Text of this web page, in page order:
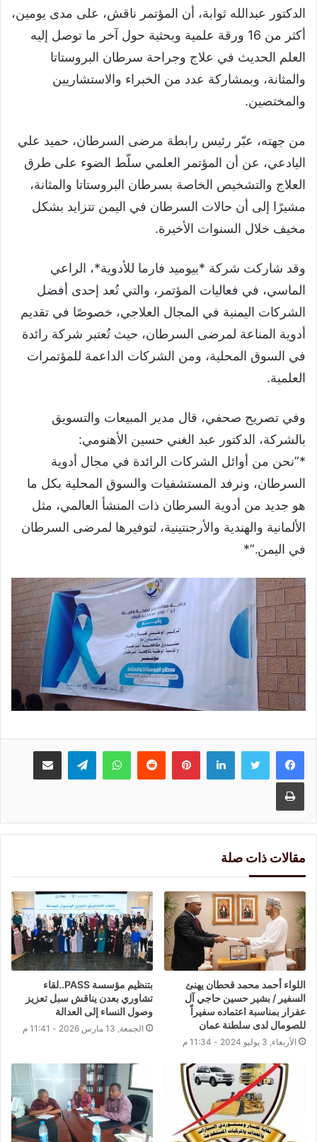
الدكتور عبدالله ثوابة، أن المؤتمر ناقش، على مدى يومين،
أكثر من 16 ورقة علمية وبحثية حول آخر ما توصل إليه
العلم الحديث في علاج وجراحة سرطان البروستاتا
والمثانة، وبمشاركة عدد من الخبراء والاستشاريين
والمختصين.
من جهته، عبّر رئيس رابطة مرضى السرطان، حميد علي
اليادعي، عن أن المؤتمر العلمي سلّط الضوء على طرق
العلاج والتشخيص الخاصة بسرطان البروستاتا والمثانة،
مشيرًا إلى أن حالات السرطان في اليمن تتزايد بشكل
مخيف خلال السنوات الأخيرة.
وقد شاركت شركة *بيوميد فارما للأدوية*، الراعي
الماسي، في فعاليات المؤتمر، والتي تُعد إحدى أفضل
الشركات اليمنية في المجال العلاجي، خصوصًا في تقديم
أدوية المناعة لمرضى السرطان، حيث تُعتبر شركة رائدة
في السوق المحلية، ومن الشركات الداعمة للمؤتمرات
العلمية.
وفي تصريح صحفي، قال مدير المبيعات والتسويق
بالشركة، الدكتور عبد الغني حسين الأهنومي:
*”نحن من أوائل الشركات الرائدة في مجال أدوية
السرطان، ونرفد المستشفيات والسوق المحلية بكل ما
هو جديد من أدوية السرطان ذات المنشأ العالمي، مثل
الألمانية والهندية والأرجنتينية، لتوفيرها لمرضى السرطان
في اليمن.”*
لينكدإنبينتيريست واتسابتيلقرام مشاركة عبر البريد
طباعة
مقالات ذات صلة
اللواء أحمد محمد قحطان يهنئ
السفير / بشير حسين حاجي آل
عفرار بمناسبة اعتماده سفيراّ
للصومال لدى سلطنة عمان
الأربعاء, 3 يوليو 2024 - 11:34 م
بتنظيم مؤسسة PASS..لقاء
تشاوري بعدن يناقش سبل تعزيز
وصول النساء إلى العدالة
الجمعة, 13 مارس 2026 - 11:41 م